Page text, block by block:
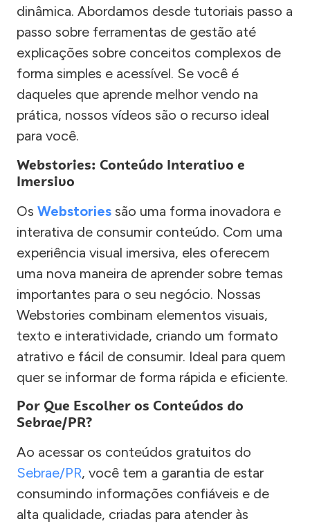
dinâmica. Abordamos desde tutoriais passo a
passo sobre ferramentas de gestão até
explicações sobre conceitos complexos de
forma simples e acessível. Se você é
daqueles que aprende melhor vendo na
prática, nossos vídeos são o recurso ideal
para você.
Webstories: Conteúdo Interativo e
Imersivo
Os Webstories são uma forma inovadora e
interativa de consumir conteúdo. Com uma
experiência visual imersiva, eles oferecem
uma nova maneira de aprender sobre temas
importantes para o seu negócio. Nossas
Webstories combinam elementos visuais,
texto e interatividade, criando um formato
atrativo e fácil de consumir. Ideal para quem
quer se informar de forma rápida e eficiente.
Por Que Escolher os Conteúdos do
Sebrae/PR?
Ao acessar os conteúdos gratuitos do
Sebrae/PR, você tem a garantia de estar
consumindo informações confiáveis e de
alta qualidade, criadas para atender às